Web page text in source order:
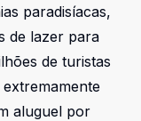
paradisíacas,
de lazer para
de turistas
aluguel por